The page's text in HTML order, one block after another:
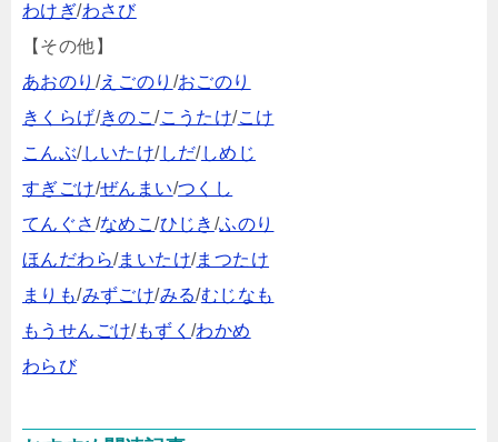
わけぎ/わさび
【その他】
あおのり /えごのり /おごのり
きくらげ/きのこ/こうたけ/こけ
こんぶ/しいたけ/しだ/しめじ
すぎごけ/ぜんまい/つくし
てんぐさ /なめこ/ひじき /ふのり
ほんだわら/まいたけ/まつたけ
まりも/みずごけ/みる/むじなも
もうせんごけ/もずく/わかめ
わらび